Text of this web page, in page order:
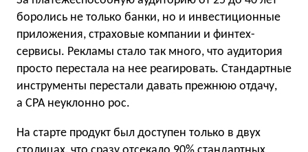
боролись не только банки, но и инвестиционные
приложения, страховые компании и финтех-
сервисы. Рекламы стало так много, что аудитория
просто перестала на нее реагировать. Стандартные
инструменты перестали давать прежнюю отдачу,
а CPA неуклонно рос.
На старте продукт был доступен только в двух